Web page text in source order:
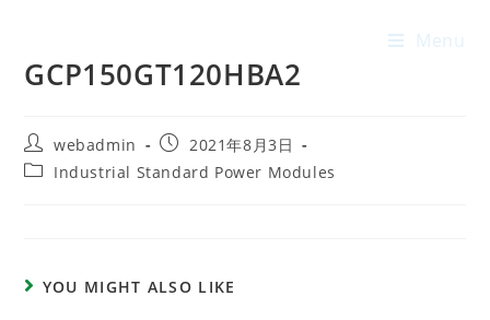
Menu
GCP150GT120HBA2
webadmin
2021年8月3日
Industrial Standard Power Modules
YOU MIGHT ALSO LIKE